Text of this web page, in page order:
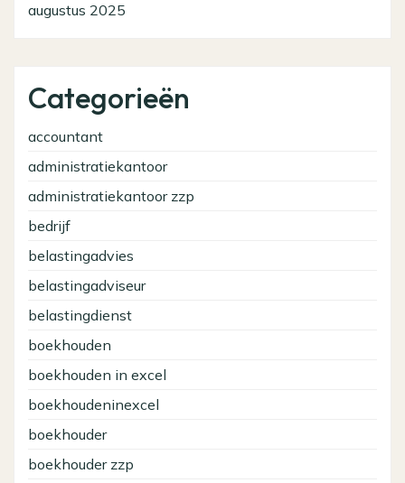
augustus 2025
Categorieën
accountant
administratiekantoor
administratiekantoor zzp
bedrijf
belastingadvies
belastingadviseur
belastingdienst
boekhouden
boekhouden in excel
boekhoudeninexcel
boekhouder
boekhouder zzp